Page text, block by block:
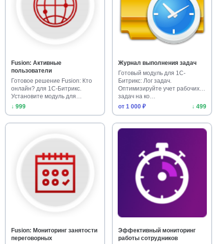
Fusion: Активные
пользователи
Готовое решение Fusion: Кто
онлайн? для 1С-Битрикс.
Установите модуль для
отобра…
↓ 999
Журнал выполнения задач
Готовый модуль для 1С-
Битрикс: Лог задач.
Оптимизируйте учет рабочих
задач на ко…
от 1 000 ₽
↓ 499
Fusion: Мониторинг занятости
переговорных
Эффективный мониторинг
работы сотрудников